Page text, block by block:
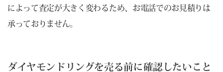
によって査定が大きく変わるため、お電話でのお見積りは
承っておりません。
ダイヤモンドリングを売る前に確認したいこと